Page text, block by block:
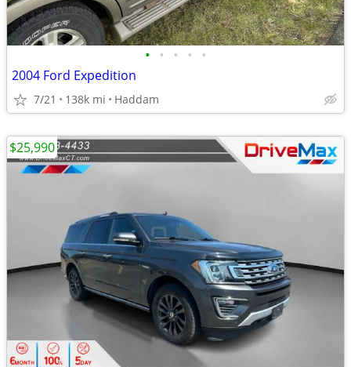
• • • • •
2004 Ford Expedition
7/21 138k mi Haddam
$25,990